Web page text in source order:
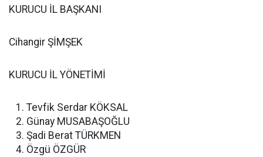
KURUCU İL BAŞKANI
Cihangir ŞİMŞEK
KURUCU İL YÖNETİMİ
Tevfik Serdar KÖKSAL
Günay MUSABAŞOĞLU
Şadi Berat TÜRKMEN
Özgü ÖZGÜR